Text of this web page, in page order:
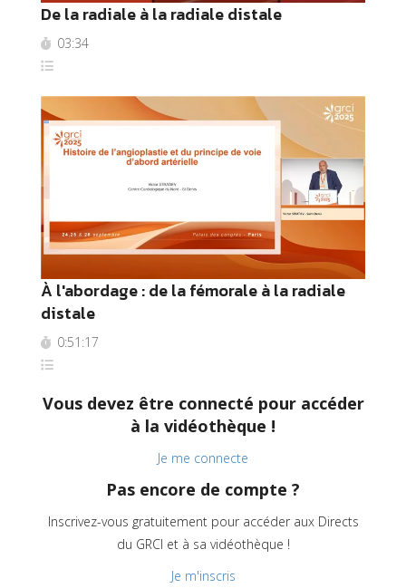
De la radiale à la radiale distale
03:34
À l'abordage : de la fémorale à la radiale
distale
0:51:17
Vous devez être connecté pour accéder
à la vidéothèque !
Je me connecte
Pas encore de compte ?
Inscrivez-vous gratuitement pour accéder aux Directs
du GRCI et à sa vidéothèque !
Je m'inscris